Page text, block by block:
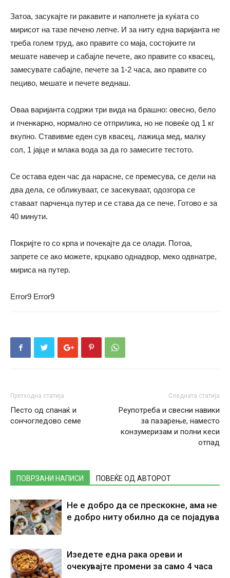
Затоа, засукајте ги ракавите и наполнете ја куќата со
мирисот на тазе печено лепче. И за ниту една варијанта не
треба голем труд, ако правите со маја, состојките ги
мешате навечер и сабајле печете, ако правите со квасец,
замесувате сабајле, печете за 1-2 часа, ако правите со
пециво, мешате и печете веднаш.
Оваа варијанта содржи три вида на брашно: овесно, бело
и пченкарно, нормално се отприлика, но не повеќе од 1 кг
вкупно. Ставивме еден сув квасец, лажица мед, малку
сол, 1 јајце и млака вода за да го замесите тестото.
Се остава еден час да нарасне, се премесува, се дели на
два дела, се обликуваат, се засекуваат, одозгора се
ставаат парченца путер и се става да се пече. Готово е за
40 минути.
Покријте го со крпа и почекајте да се олади. Потоа,
запрете се ако можете, крцкаво однадвор, меко одвнатре,
мириса на путер.
Error9 Error9
Претходна статија
Песто од спанаќ и
сончогледово семе
Следната статија
Реупотреба и свесни навики
за пазарење, наместо
конзумеризам и полни кеси
отпад
ПОВРЗАНИ НАПИСИ ПОВЕЌЕ ОД АВТОРОТ
Не е добро да се прескокне, ама не
е добро ниту обилно да се појадува
Изедете една рака ореви и
очекувајте промени за само 4 часа